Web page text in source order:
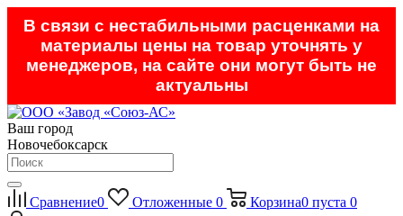
В связи с нестабильными расценками на
материалы цены на товар уточнять у
менеджеров, на сайте они могут быть не
актуальны
Ваш город
Новочебоксарск
Сравнение0 Отложенные 0 Корзина0 пуста 0